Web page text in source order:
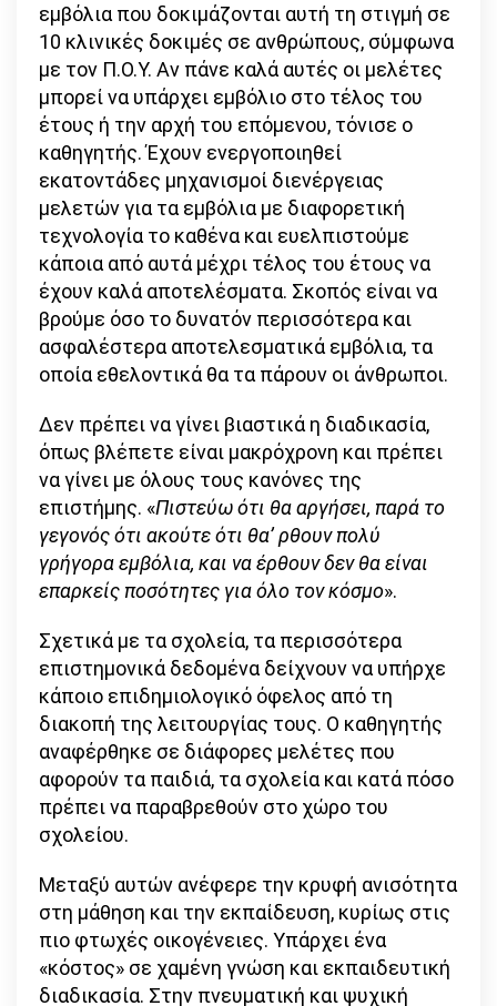
εμβόλια που δοκιμάζονται αυτή τη στιγμή σε
10 κλινικές δοκιμές σε ανθρώπους, σύμφωνα
με τον Π.Ο.Υ. Αν πάνε καλά αυτές οι μελέτες
μπορεί να υπάρχει εμβόλιο στο τέλος του
έτους ή την αρχή του επόμενου, τόνισε ο
καθηγητής. Έχουν ενεργοποιηθεί
εκατοντάδες μηχανισμοί διενέργειας
μελετών για τα εμβόλια με διαφορετική
τεχνολογία το καθένα και ευελπιστούμε
κάποια από αυτά μέχρι τέλος του έτους να
έχουν καλά αποτελέσματα. Σκοπός είναι να
βρούμε όσο το δυνατόν περισσότερα και
ασφαλέστερα αποτελεσματικά εμβόλια, τα
οποία εθελοντικά θα τα πάρουν οι άνθρωποι.
Δεν πρέπει να γίνει βιαστικά η διαδικασία,
όπως βλέπετε είναι μακρόχρονη και πρέπει
να γίνει με όλους τους κανόνες της
επιστήμης. «Πιστεύω ότι θα αργήσει, παρά το
γεγονός ότι ακούτε ότι θα’ ρθουν πολύ
γρήγορα εμβόλια, και να έρθουν δεν θα είναι
επαρκείς ποσότητες για όλο τον κόσμο».
Σχετικά με τα σχολεία, τα περισσότερα
επιστημονικά δεδομένα δείχνουν να υπήρχε
κάποιο επιδημιολογικό όφελος από τη
διακοπή της λειτουργίας τους. Ο καθηγητής
αναφέρθηκε σε διάφορες μελέτες που
αφορούν τα παιδιά, τα σχολεία και κατά πόσο
πρέπει να παραβρεθούν στο χώρο του
σχολείου.
Μεταξύ αυτών ανέφερε την κρυφή ανισότητα
στη μάθηση και την εκπαίδευση, κυρίως στις
πιο φτωχές οικογένειες. Υπάρχει ένα
«κόστος» σε χαμένη γνώση και εκπαιδευτική
διαδικασία. Στην πνευματική και ψυχική